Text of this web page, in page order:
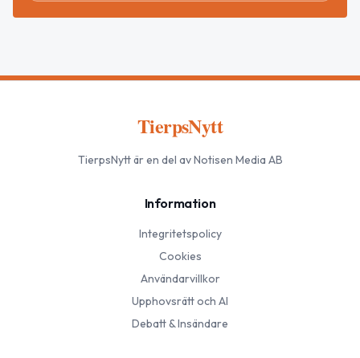
TierpsNytt
TierpsNyttär en del av Notisen Media AB
Information
Integritetspolicy
Cookies
Användarvillkor
Upphovsrätt och AI
Debatt & Insändare